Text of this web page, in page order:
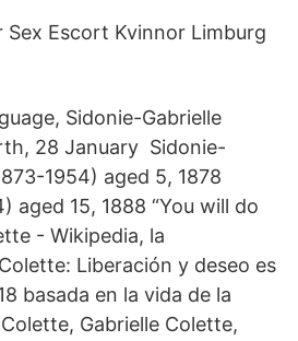
Sex Escort Kvinnor Limburg
Sidonie-Gabrielle
28 January Sidonie-
1954) aged 5, 1878
aged 15, 1888 “You will do
- Wikipedia, la
Liberación y deseo es
basada en la vida de la
Gabrielle Colette,